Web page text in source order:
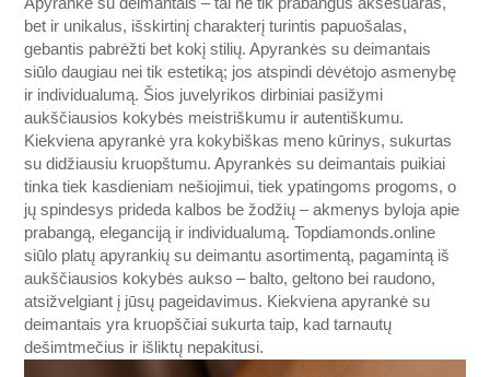
bet ir unikalus, išskirtinį charakterį turintis papuošalas,
gebantis pabrėžti bet kokį stilių. Apyrankės su deimantais
siūlo daugiau nei tik estetiką; jos atspindi dėvėtojo asmenybę
ir individualumą. Šios juvelyrikos dirbiniai pasižymi
aukščiausios kokybės meistriškumu ir autentiškumu.
Kiekviena apyrankė yra kokybiškas meno kūrinys, sukurtas
su didžiausiu kruopštumu. Apyrankės su deimantais puikiai
tinka tiek kasdieniam nešiojimui, tiek ypatingoms progoms, o
jų spindesys prideda kalbos be žodžių – akmenys byloja apie
prabangą, eleganciją ir individualumą.Topdiamonds.online
siūlo platų apyrankių su deimantu asortimentą, pagamintą iš
aukščiausios kokybės aukso – balto, geltono bei raudono,
atsižvelgiant į jūsų pageidavimus. Kiekviena apyrankė su
deimantais yra kruopščiai sukurta taip, kad tarnautų
dešimtmečius ir išliktų nepakitusi.